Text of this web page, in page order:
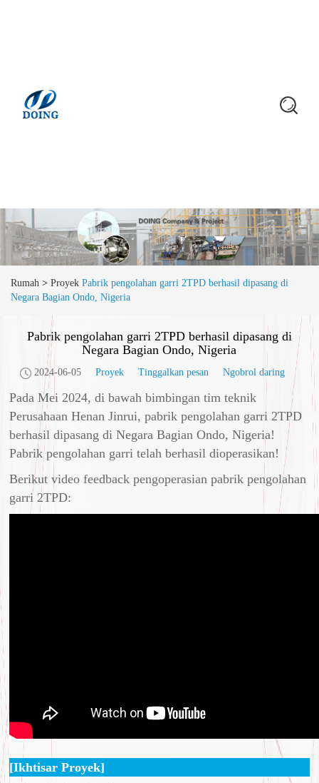
Rumah > Proyek Pabrik pengolahan garri 2TPD berhasil dipasang di
Negara Bagian Ondo, Nigeria
Pabrik pengolahan garri 2TPD berhasil dipasang di
Negara Bagian Ondo, Nigeria
2024-06-05 Proyek Tinggalkan pesan Ngobrol daring
Pada Mei 2024, di bawah bimbingan tim teknik
Perusahaan Henan Jinrui, pabrik pengolahan garri 2TPD
berhasil dipasang di Negara Bagian Ondo, Nigeria!
Pabrik pengolahan garri telah berhasil dioperasikan!
Berikut video feedback pengoperasian pabrik pengolahan
garri 2TPD:
[Ikhtisar Proyek]